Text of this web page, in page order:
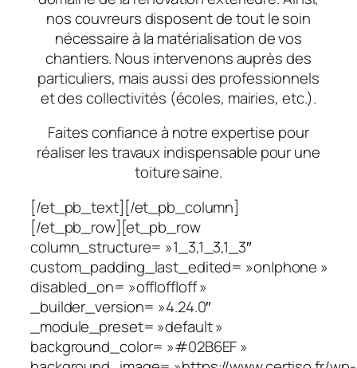
nos couvreurs disposent de tout le soin
nécessaire à la matérialisation de vos
chantiers. Nous intervenons auprès des
particuliers, mais aussi des professionnels
et des collectivités (écoles, mairies, etc.).
Faites confiance à notre expertise pour
réaliser les travaux indispensable pour une
toiture saine.
[/et_pb_text][/et_pb_column]
[/et_pb_row][et_pb_row
column_structure= »1_3,1_3,1_3″
custom_padding_last_edited= »on|phone »
disabled_on= »off|off|off »
_builder_version= »4.24.0″
_module_preset= »default »
background_color= »#02B6EF »